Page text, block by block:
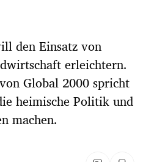
den Einsatz von
erleichtern.
Global 2000 spricht
heimische Politik und
machen.